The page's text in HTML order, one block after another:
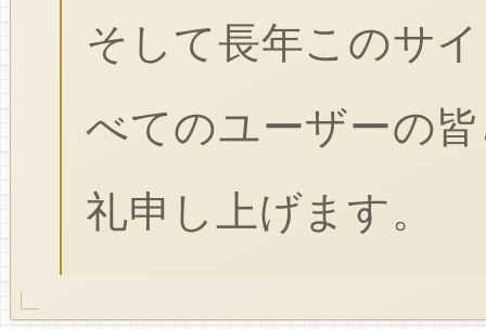
そして長年このサ
べてのユーザーの
礼申し上げます。